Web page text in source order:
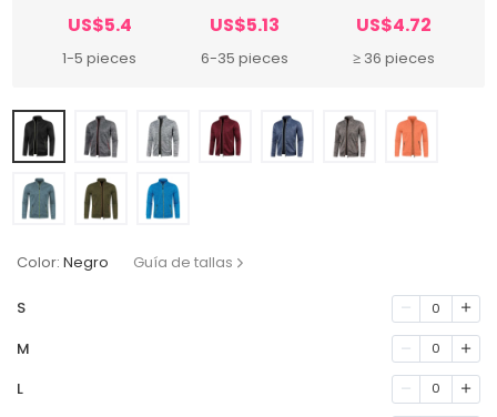
US$5.4
1-5 pieces
US$5.13
6-35 pieces
US$4.72
≥ 36 pieces
Color: Negro Guía de tallas
S 0
M 0
L 0